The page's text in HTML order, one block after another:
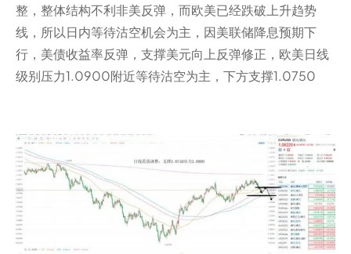
整，整体结构不利非美反弹，而欧美已经跌破上升趋势
线，所以日内等待沽空机会为主，因美联储降息预期下
行，美债收益率反弹，支撑美元向上反弹修正，欧美日线
级别压力1.0900附近等待沽空为主，下方支撑1.0750